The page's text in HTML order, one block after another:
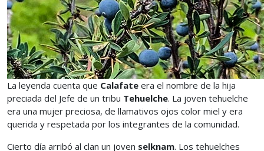
La leyenda cuenta que Calafate era el nombre de la hija
preciada del Jefe de un tribu Tehuelche. La joven tehuelche
era una mujer preciosa, de llamativos ojos color miel y era
querida y respetada por los integrantes de la comunidad.
Cierto día arribó al clan un joven selknam. Los tehuelches